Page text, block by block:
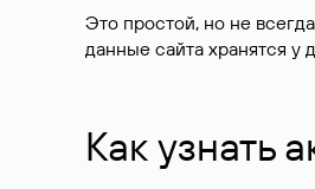
Это простой, но не
данные сайта хранятся у
Как узнать